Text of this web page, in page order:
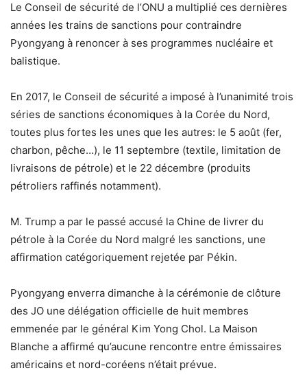
Le Conseil de sécurité de l’ONU a multiplié ces dernières
années les trains de sanctions pour contraindre
Pyongyang à renoncer à ses programmes nucléaire et
balistique.
En 2017, le Conseil de sécurité a imposé à l’unanimité trois
séries de sanctions économiques à la Corée du Nord,
toutes plus fortes les unes que les autres: le 5 août (fer,
charbon, pêche…), le 11 septembre (textile, limitation de
livraisons de pétrole) et le 22 décembre (produits
pétroliers raffinés notamment).
M. Trump a par le passé accusé la Chine de livrer du
pétrole à la Corée du Nord malgré les sanctions, une
affirmation catégoriquement rejetée par Pékin.
Pyongyang enverra dimanche à la cérémonie de clôture
des JO une délégation officielle de huit membres
emmenée par le général Kim Yong Chol. La Maison
Blanche a affirmé qu’aucune rencontre entre émissaires
américains et nord-coréens n’était prévue.